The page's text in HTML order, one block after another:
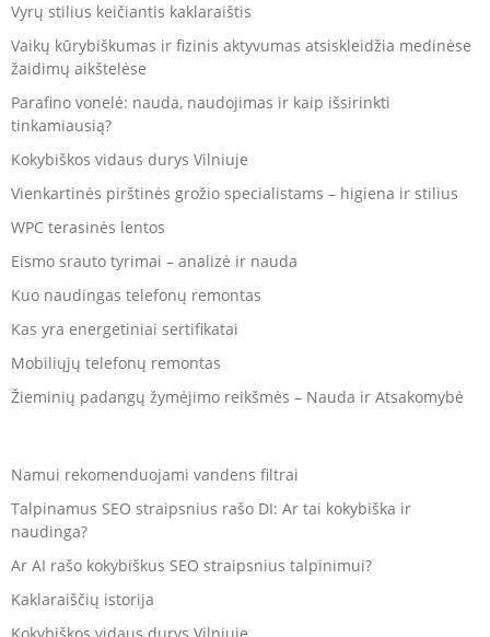
Vyrų stilius keičiantis kaklaraištis
Vaikų kūrybiškumas ir fizinis aktyvumas atsiskleidžia medinėse
žaidimų aikštelėse
Parafino vonelė: nauda, naudojimas ir kaip išsirinkti
tinkamiausią?
Kokybiškos vidaus durys Vilniuje
Vienkartinės pirštinės grožio specialistams – higiena ir stilius
WPC terasinės lentos
Eismo srauto tyrimai – analizė ir nauda
Kuo naudingas telefonų remontas
Kas yra energetiniai sertifikatai
Mobiliųjų telefonų remontas
Žieminių padangų žymėjimo reikšmės – Nauda ir Atsakomybė
Namui rekomenduojami vandens filtrai
Talpinamus SEO straipsnius rašo DI: Ar tai kokybiška ir
naudinga?
Ar AI rašo kokybiškus SEO straipsnius talpinimui?
Kaklaraiščių istorija